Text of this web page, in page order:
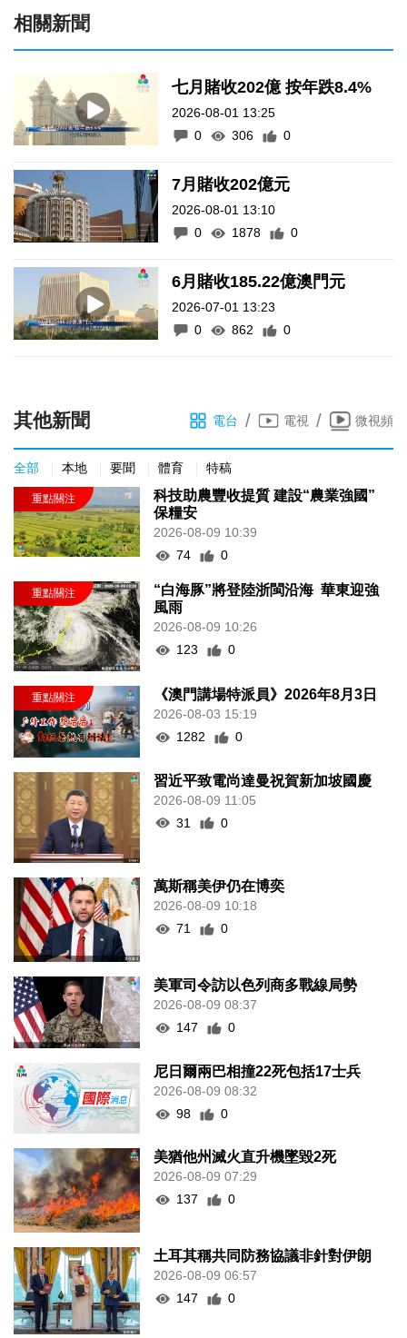
相關新聞
七月賭收202億 按年跌8.4%
2026-08-01 13:25
0
306 0
7月賭收202億元
2026-08-01 13:10
0
1878 0
6月賭收185.22億澳門元
2026-07-01 13:23
0
862 0
其他新聞 電台 / 電視 / 微視頻
全部 本地 要聞 體育 特稿
科技助農豐收提質 建設“農業強國”
保糧安
2026-08-09 10:39
74
0
“白海豚”將登陸浙閩沿海 華東迎強
風雨
2026-08-09 10:26
123
0
《澳門講場特派員》2026年8月3日
2026-08-03 15:19
1282
0
習近平致電尚達曼祝賀新加坡國慶
2026-08-09 11:05
31
0
萬斯稱美伊仍在博奕
2026-08-09 10:18
71
0
美軍司令訪以色列商多戰線局勢
2026-08-09 08:37
147
0
尼日爾兩巴相撞22死包括17士兵
2026-08-09 08:32
98
0
美猶他州滅火直升機墜毀2死
2026-08-09 07:29
137
0
土耳其稱共同防務協議非針對伊朗
2026-08-09 06:57
147
0